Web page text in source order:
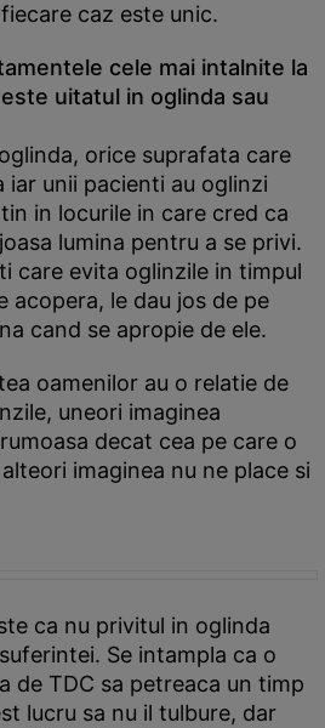
caz este unic.
cele mai intalnite la
uitatul in oglinda sau
orice suprafata care
unii pacienti au oglinzi
in locurile in care cred ca
lumina pentru a se privi.
care evita oglinzile in timpul
acopera, le dau jos de pe
cand se apropie de ele.
oamenilor au o relatie de
uneori imaginea
decat cea pe care o
imaginea nu ne place si
ca nu privitul in oglinda
Se intampla ca o
de TDC sa petreaca un timp
lucru sa nu il tulbure, dar